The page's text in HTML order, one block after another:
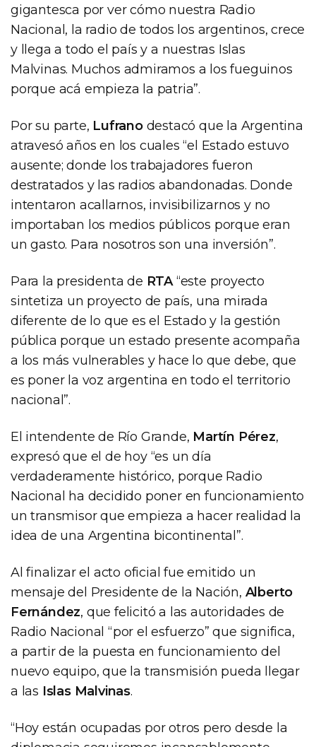
gigantesca por ver cómo nuestra Radio
Nacional, la radio de todos los argentinos, crece
y llega a todo el país y a nuestras Islas
Malvinas. Muchos admiramos a los fueguinos
porque acá empieza la patria”.
Por su parte, Lufranodestacó que la Argentina
atravesó años en los cuales “el Estado estuvo
ausente; donde los trabajadores fueron
destratados y las radios abandonadas. Donde
intentaron acallarnos, invisibilizarnos y no
importaban los medios públicos porque eran
un gasto. Para nosotros son una inversión”.
Para la presidenta de RTA“este proyecto
sintetiza un proyecto de país, una mirada
diferente de lo que es el Estado y la gestión
pública porque un estado presente acompaña
a los más vulnerables y hace lo que debe, que
es poner la voz argentina en todo el territorio
nacional”.
El intendente de Río Grande, Martín Pérez,
expresó que el de hoy “es un día
verdaderamente histórico, porque Radio
Nacional ha decidido poner en funcionamiento
un transmisor que empieza a hacer realidad la
idea de una Argentina bicontinental”.
Al finalizar el acto oficial fue emitido un
mensaje del Presidente de la Nación, Alberto
Fernández, que felicitó a las autoridades de
Radio Nacional “por el esfuerzo” que significa,
a partir de la puesta en funcionamiento del
nuevo equipo, que la transmisión pueda llegar
a las Islas Malvinas.
“Hoy están ocupadas por otros pero desde la